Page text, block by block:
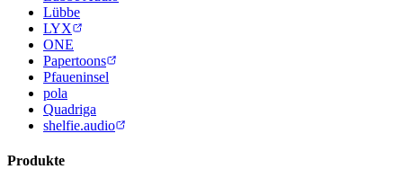
Lübbe
LYX
ONE
Papertoons
Pfaueninsel
pola
Quadriga
shelfie.audio
Produkte